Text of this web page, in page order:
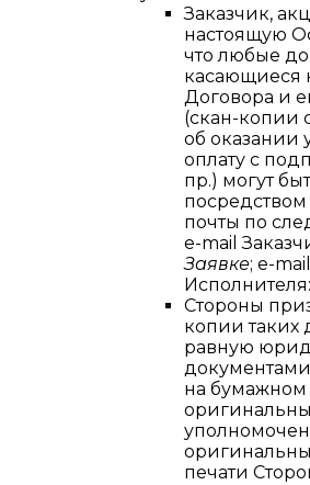
Заказчик,
настоящую
что любые
касающиеся
Договора и
(скан-копии
об оказании
оплату с
пр.) могут
почты по
e-mail
Заявке; e-mail
Исполнителя:
Стороны
копии таких
равную
на бумажном
печати